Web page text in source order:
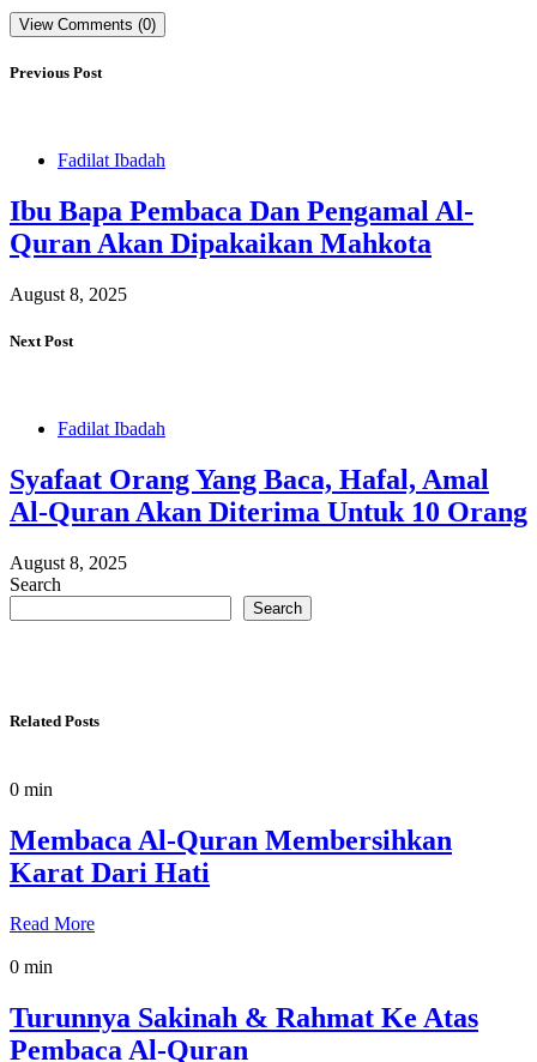
View Comments (0)
Previous Post
Fadilat Ibadah
Ibu Bapa Pembaca Dan Pengamal Al-
Quran Akan Dipakaikan Mahkota
August 8, 2025
Next Post
Fadilat Ibadah
Syafaat Orang Yang Baca, Hafal, Amal
Al-Quran Akan Diterima Untuk 10 Orang
August 8, 2025
Search
Search
Related Posts
0 min
Membaca Al-Quran Membersihkan
Karat Dari Hati
Read More
0 min
Turunnya Sakinah & Rahmat Ke Atas
Pembaca Al-Quran